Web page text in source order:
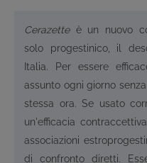
Cerazetteè un nuovo
solo progestinico, il
Italia. Per essere
assunto ogni giorno
stessa ora. Se usato
un'efficacia
associazioni
di confronto diretti.